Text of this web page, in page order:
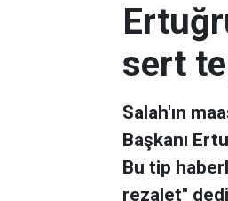
sert
Salah'ın
Başkanı
Bu tip
rezalet"